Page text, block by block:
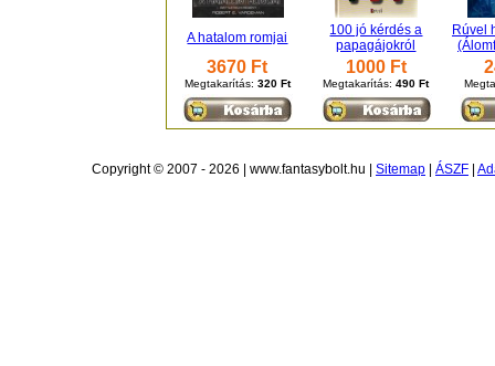
A hatalom romjai
100 jó kérdés a
papagájokról
Rúvel
3670 Ft
Megtakarítás: 320 Ft
1000 Ft
Megtakarítás:490 Ft
Copyright © 2007 - 2026 | www.fantasybolt.hu | Sitemap ÁSZF